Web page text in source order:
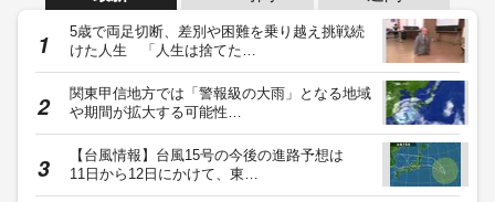
5歳で両足切断、差別や困難を乗り越え挑戦続
けた人生 「人生は捨てた…
関東甲信地方では「警報級の大雨」となる地域
や期間が拡大する可能性…
【台風情報】台風15号の今後の進路予想は
11日から12日にかけて、東…